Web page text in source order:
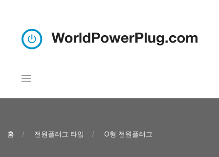
홈 전원플러그 타입 O형 전원플러그